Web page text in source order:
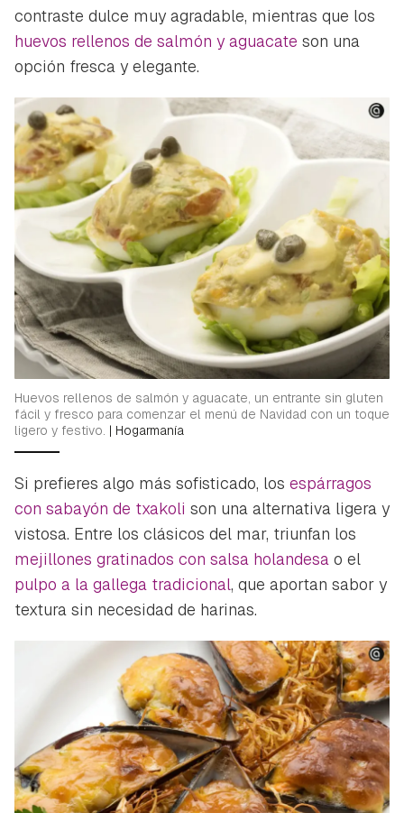
contraste dulce muy agradable, mientras que los
huevos rellenos de salmón y aguacate son una
opción fresca y elegante.
Huevos rellenos de salmón y aguacate, un entrante sin gluten
fácil y fresco para comenzar el menú de Navidad con un toque
ligero y festivo. | Hogarmanía
Si prefieres algo más sofisticado, los espárragos
con sabayón de txakoli son una alternativa ligera y
vistosa. Entre los clásicos del mar, triunfan los
mejillones gratinados con salsa holandesa o el
pulpo a la gallega tradicional, que aportan sabor y
textura sin necesidad de harinas.